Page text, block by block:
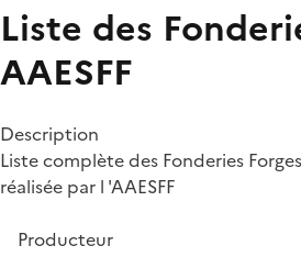
Liste des
AAESFF
Description
Liste complète des Fonderies
réalisée par l 'AAESFF
Producteur